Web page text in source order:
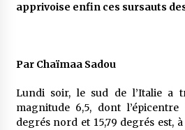
Le bouc de l’Au-delà
algérien)
5 ans ago
apprivoise enfin ces sursauts
Par Chaïmaa Sadou
Lundi soir, le sud de l’Italie a
magnitude 6,5, dont
degrés nord et 15,79 degrés est,